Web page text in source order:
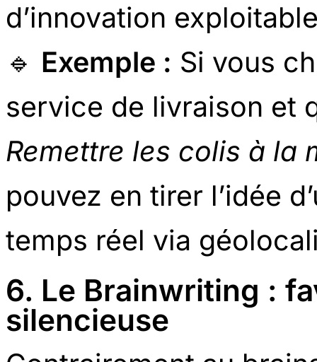
d’innovation
🔹 Exemple : Si vous
service de livraison et
Remettre les colis à la
pouvez en tirer l’idée
temps réel via
6. Le Brainwriting :
silencieuse